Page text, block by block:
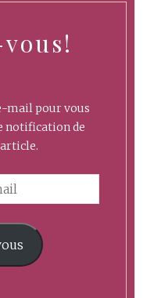
mail pour vous
notification de